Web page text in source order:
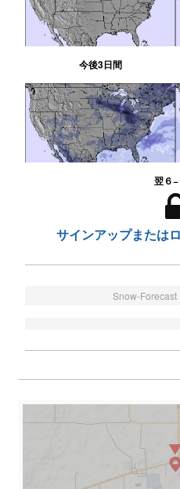
今後3日間
翌６
サインアップまたは
Snow-Forecast